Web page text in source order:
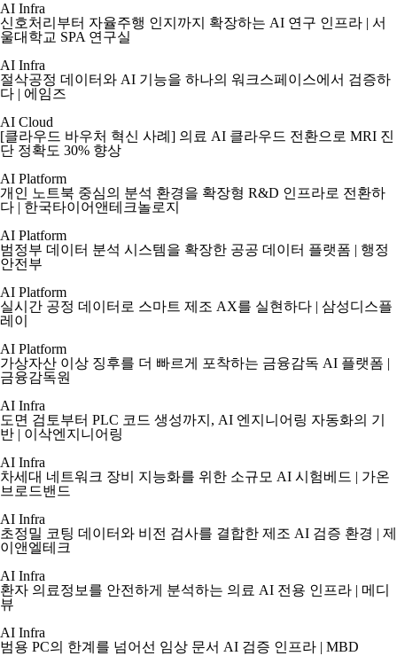
AI Infra
신호처리부터 자율주행 인지까지 확장하는 AI 연구 인프라 | 서
울대학교 SPA 연구실
AI Infra
절삭공정 데이터와 AI 기능을 하나의 워크스페이스에서 검증하
다 | 에임즈
AI Cloud
[클라우드 바우처 혁신 사례] 의료 AI 클라우드 전환으로 MRI 진
단 정확도 30% 향상
AI Platform
개인 노트북 중심의 분석 환경을 확장형 R&D 인프라로 전환하
다 | 한국타이어앤테크놀로지
AI Platform
범정부 데이터 분석 시스템을 확장한 공공 데이터 플랫폼 | 행정
안전부
AI Platform
실시간 공정 데이터로 스마트 제조 AX를 실현하다 | 삼성디스플
레이
AI Platform
가상자산 이상 징후를 더 빠르게 포착하는 금융감독 AI 플랫폼 |
금융감독원
AI Infra
도면 검토부터 PLC 코드 생성까지, AI 엔지니어링 자동화의 기
반 | 이삭엔지니어링
AI Infra
차세대 네트워크 장비 지능화를 위한 소규모 AI 시험베드 | 가온
브로드밴드
AI Infra
초정밀 코팅 데이터와 비전 검사를 결합한 제조 AI 검증 환경 | 제
이앤엘테크
AI Infra
환자 의료정보를 안전하게 분석하는 의료 AI 전용 인프라 | 메디
뷰
AI Infra
범용 PC의 한계를 넘어선 임상 문서 AI 검증 인프라 | MBD